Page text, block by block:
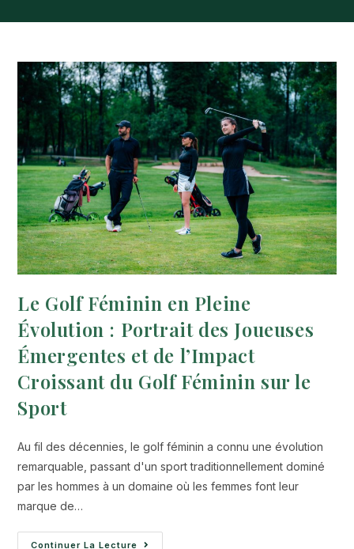
Le Golf Féminin en Pleine
Évolution : Portrait des Joueuses
Émergentes et de l’Impact
Croissant du Golf Féminin sur le
Sport
Au fil des décennies, le golf féminin a connu une évolution
remarquable, passant d'un sport traditionnellement dominé
par les hommes à un domaine où les femmes font leur
marque de…
Continuer La Lecture